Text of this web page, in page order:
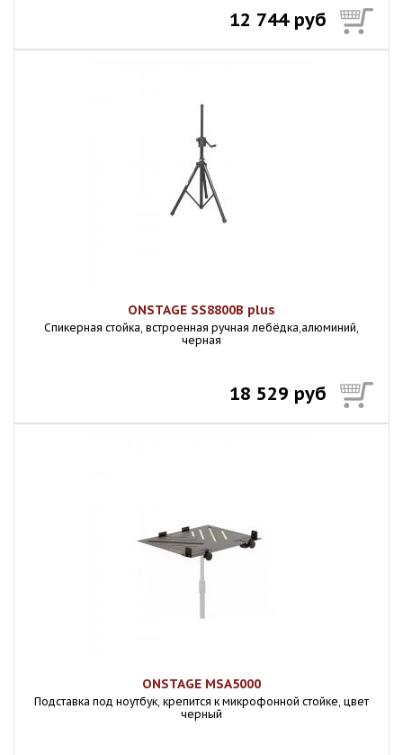
12 744 руб
ONSTAGE SS8800B plus
Спикерная стойка, встроенная ручная лебёдка,алюминий,
черная
18 529 руб
ONSTAGE MSA5000
Подставка под ноутбук, крепится к микрофонной стойке, цвет
черный